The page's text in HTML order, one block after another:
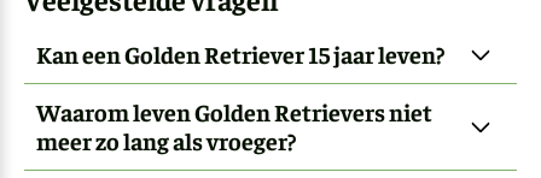
Kan een Golden Retriever 15 jaar leven?
Waarom leven Golden Retrievers niet
meer zo lang als vroeger?